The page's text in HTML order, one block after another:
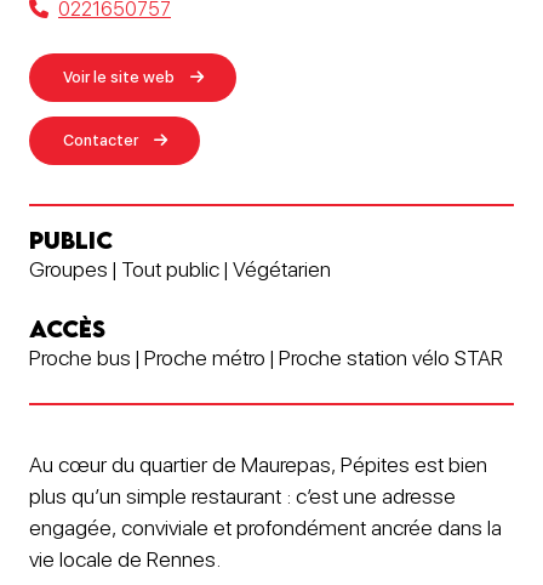
0221650757
Voir le site web
Contacter
PUBLIC
Groupes | Tout public | Végétarien
ACCÈS
Proche bus | Proche métro | Proche station vélo STAR
Au cœur du quartier de Maurepas, Pépites est bien
plus qu’un simple restaurant : c’est une adresse
engagée, conviviale et profondément ancrée dans la
vie locale de Rennes.